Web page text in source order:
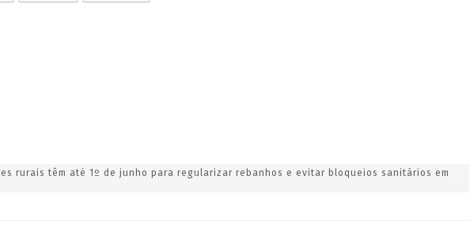
rurais têm até 1º de junho para regularizar rebanhos e evitar bloqueios sanitários em